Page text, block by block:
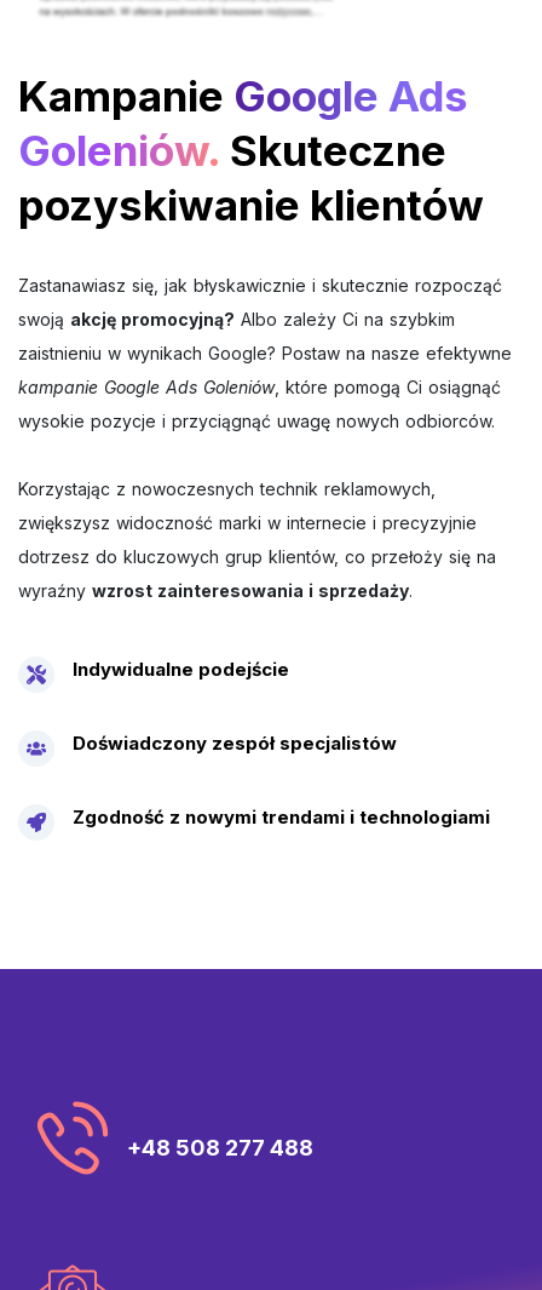
Kampanie Google Ads
Goleniów. Skuteczne
pozyskiwanie klientów
Zastanawiasz się, jak błyskawicznie i skutecznie rozpocząć
swoją akcję promocyjną? Albo zależy Ci na szybkim
zaistnieniu w wynikach Google? Postaw na nasze efektywne
kampanie Google Ads Goleniów, które pomogą Ci osiągnąć
wysokie pozycje i przyciągnąć uwagę nowych odbiorców.
Korzystając z nowoczesnych technik reklamowych,
zwiększysz widoczność marki w internecie i precyzyjnie
dotrzesz do kluczowych grup klientów, co przełoży się na
wyraźny wzrost zainteresowania i sprzedaży.
Indywidualne podejście
Doświadczony zespół specjalistów
Zgodność z nowymi trendami i technologiami
+48 508 277 488